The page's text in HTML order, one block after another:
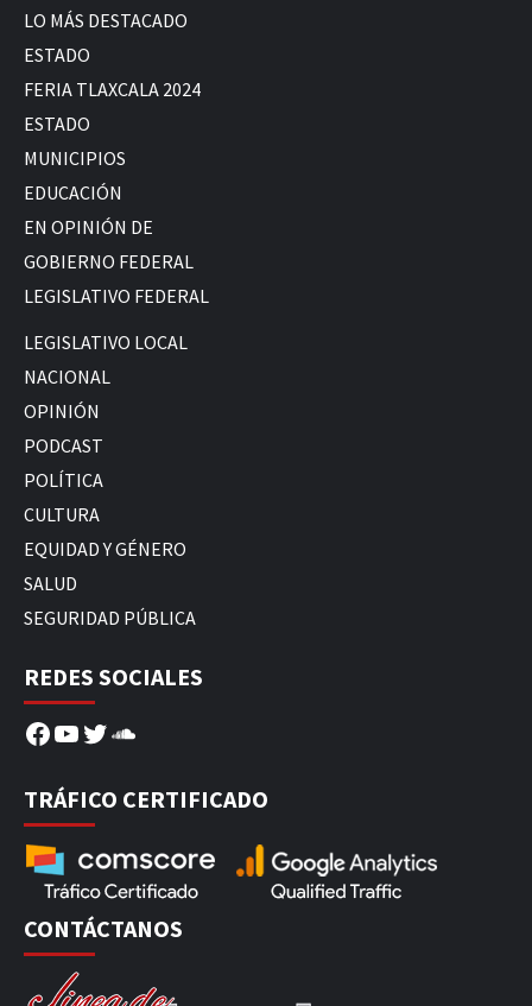
LO MÁS DESTACADO
ESTADO
FERIA TLAXCALA 2024
ESTADO
MUNICIPIOS
EDUCACIÓN
EN OPINIÓN DE
GOBIERNO FEDERAL
LEGISLATIVO FEDERAL
LEGISLATIVO LOCAL
NACIONAL
OPINIÓN
PODCAST
POLÍTICA
CULTURA
EQUIDAD Y GÉNERO
SALUD
SEGURIDAD PÚBLICA
REDES SOCIALES
Facebook
YouTube
Twitter
SoundCloud
TRÁFICO CERTIFICADO
CONTÁCTANOS